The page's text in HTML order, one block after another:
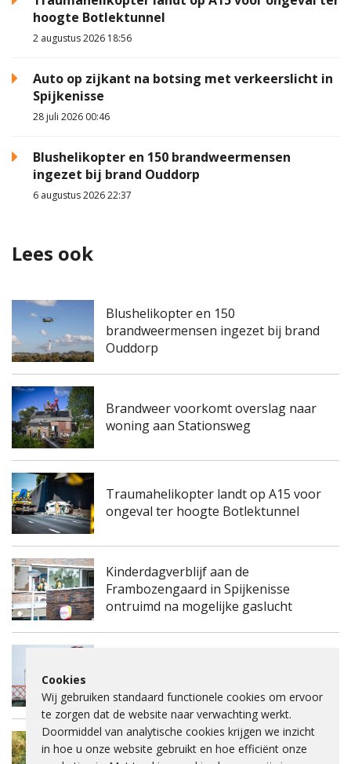
hoogte Botlektunnel
2 augustus 2026 18:56
Auto op zijkant na botsing met verkeerslicht in
Spijkenisse
28 juli 2026 00:46
Blushelikopter en 150 brandweermensen
ingezet bij brand Ouddorp
6 augustus 2026 22:37
Lees ook
Blushelikopter en 150
brandweermensen ingezet bij brand
Ouddorp
Brandweer voorkomt overslag naar
woning aan Stationsweg
Traumahelikopter landt op A15 voor
ongeval ter hoogte Botlektunnel
Kinderdagverblijf aan de
Frambozengaard in Spijkenisse
ontruimd na mogelijke gaslucht
Fietspad Lange Schenkeldijk afgesloten
Cookies
Wij gebruiken standaard functionele cookies om ervoor
te zorgen dat de website naar verwachting werkt.
Doormiddel van analytische cookies krijgen we inzicht
in hoe u onze website gebruikt en hoe efficiënt onze